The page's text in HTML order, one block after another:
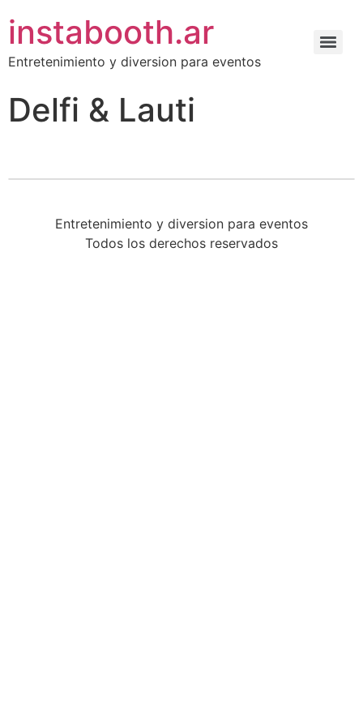
instabooth.ar
Entretenimiento y diversion para eventos
Delfi & Lauti
Entretenimiento y diversion para eventos
Todos los derechos reservados